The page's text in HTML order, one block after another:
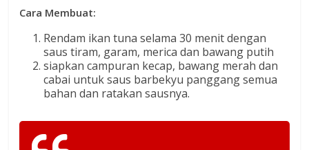
Cara Membuat:
Rendam ikan tuna selama 30 menit dengan
saus tiram, garam, merica dan bawang putih
siapkan campuran kecap, bawang merah dan
cabai untuk saus barbekyu panggang semua
bahan dan ratakan sausnya.